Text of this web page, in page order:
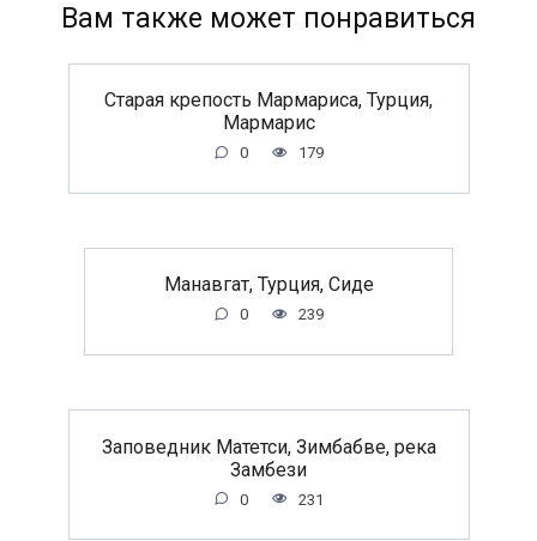
Вам также может понравиться
Старая крепость Мармариса, Турция,
Мармарис
0 179
Манавгат, Турция, Сиде
0 239
Заповедник Матетси, Зимбабве, река
Замбези
0 231